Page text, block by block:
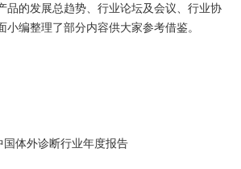
品的发展总趋势、行业论坛及会议、行业协
小编整理了部分内容供大家参考借鉴。
国体外诊断行业年度报告